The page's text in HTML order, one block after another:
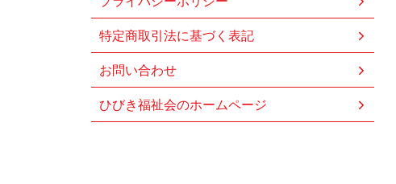
特定商取引法に基づく表記
お問い合わせ
ひびき福祉会のホームページ